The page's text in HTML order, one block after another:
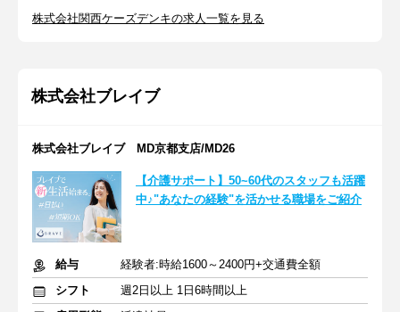
株式会社関西ケーズデンキの求人一覧を見る
株式会社ブレイブ
株式会社ブレイブ MD京都支店/MD26
【介護サポート】50~60代のスタッフも活躍
中♪"あなたの経験"を活かせる職場をご紹介
給与
経験者:時給1600～2400円+交通費全額
シフト
週2日以上 1日6時間以上